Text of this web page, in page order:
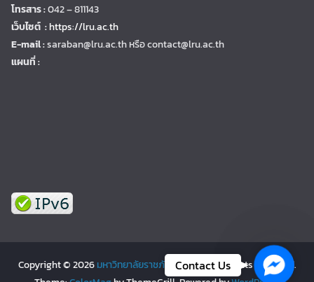
โทรสาร :042 – 811143
เว็บไซต์ :https://lru.ac.th
E-mail :saraban@lru.ac.thหรือ contact@lru.ac.th
แผนที่ :
Copyright © 2026มหาวิทยาลัยราชภัฏเลย | LRU. All rights reserved.
Contact Us